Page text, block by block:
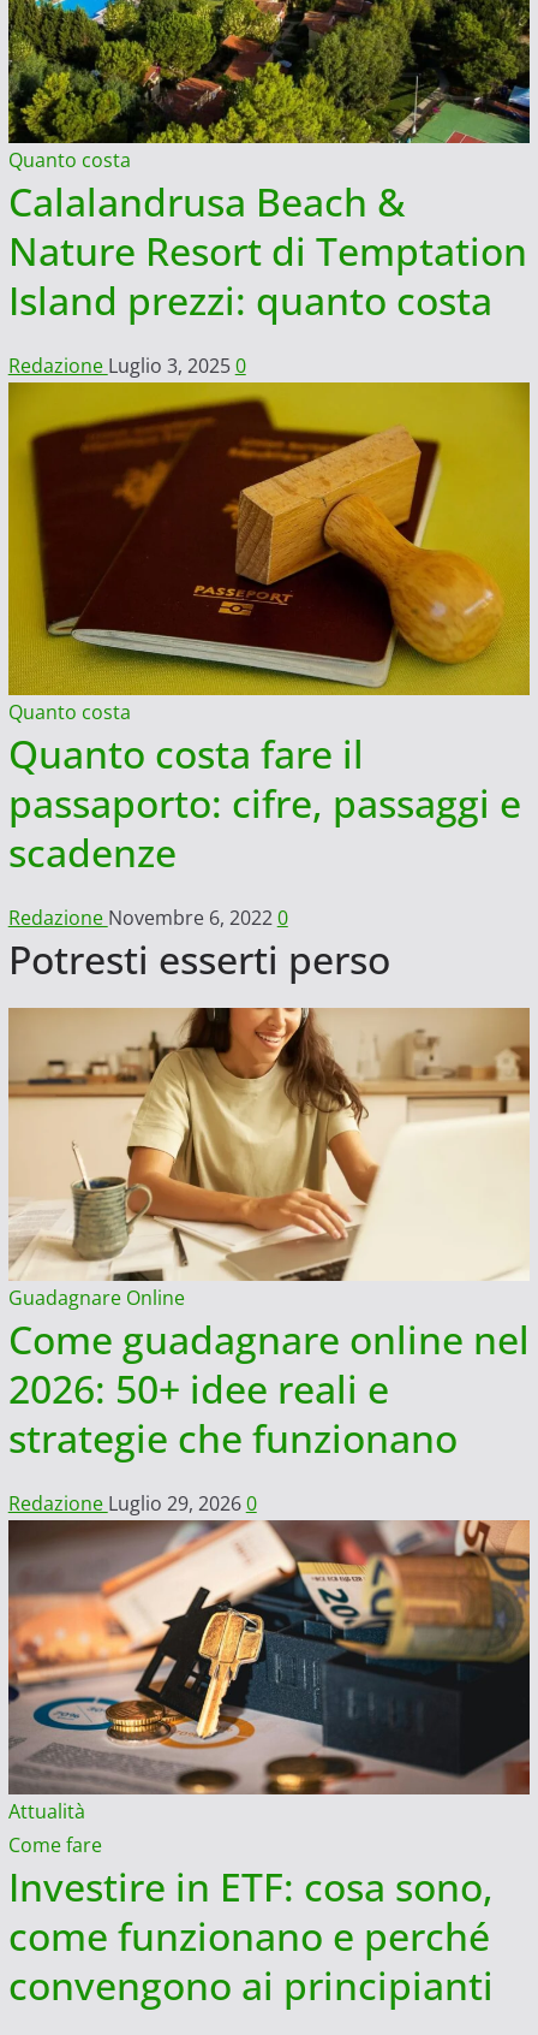
Quanto costa
Calalandrusa Beach &
Nature Resort di Temptation
Island prezzi: quanto costa
Redazione Luglio 3, 20250
Quanto costa
Quanto costa fare il
passaporto: cifre, passaggi e
scadenze
Redazione Novembre 6, 20220
Potresti esserti perso
Guadagnare Online
Come guadagnare online nel
2026: 50+ idee reali e
strategie che funzionano
Redazione Luglio 29, 20260
Attualità
Come fare
Investire in ETF: cosa sono,
come funzionano e perché
convengono ai principianti